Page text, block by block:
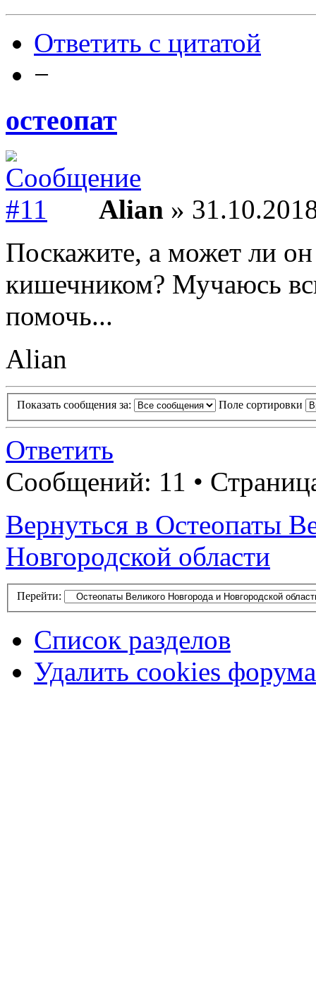
Ответить с цитатой
−
остеопат
Alian »
Поскажите, а может ли
кишечником? Мучаюсь
помочь...
Alian
Показать сообщения за: Поле сортировки
Ответить
Сообщений: 11 •
Вернуться в Остеопаты
Новгородской области
Перейти:
Список разделов
Удалить cookies форума